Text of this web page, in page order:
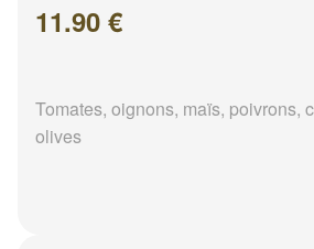
11.90 €
Tomates, oignons, maïs, poivrons,
olives